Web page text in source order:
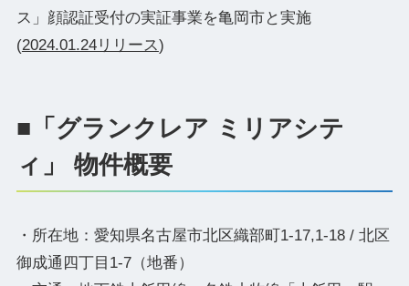
ス」顔認証受付の実証事業を亀岡市と実施
(2024.01.24リリース)
■「グランクレア ミリアシテ
ィ」 物件概要
・所在地：愛知県名古屋市北区織部町1-17,1-18 / 北区
御成通四丁目1-7（地番）